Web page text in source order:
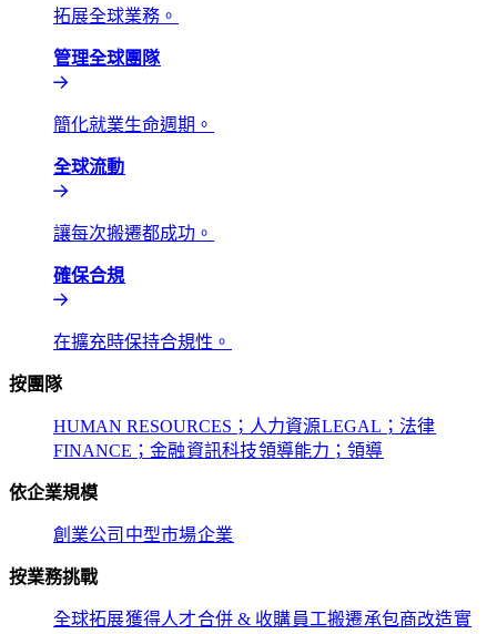
拓展全球業務。​​
管理全球團隊​​
簡化就業生命週期。​​
全球流動​​
讓每次搬遷都成功。​​
確保合規​​
在擴充時保持合規性。​​
按團隊​​
HUMAN RESOURCES；人力資源​​LEGAL；法律​​
FINANCE；金融​​資訊科技​​領導能力；領導​​
依企業規模​​
創業公司​​ 中型市場​​企業​​
按業務挑戰​​
全球拓展​​獲得人才​​合併 & 收購​​員工搬遷​​承包商改造​​實